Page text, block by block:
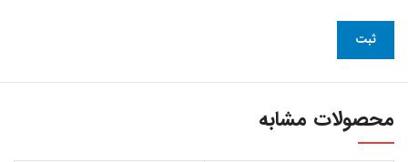
محصولات مشابه